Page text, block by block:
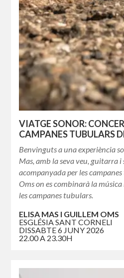
VIATGE SONOR:
CAMPANES TUBULARS
Benvinguts a una experiència
Mas, amb la seva veu, guitarra
acompanyada per les
Oms on es combinarà la
les campanes tubulars.
ELISA MAS I GUILLEM OMS
ESGLÉSIA SANT CORNELI
DISSABTE 6 JUNY 2026
22.00 A 23.30H